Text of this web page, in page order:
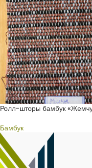
Ролл-шторы бамбук
Бамбук